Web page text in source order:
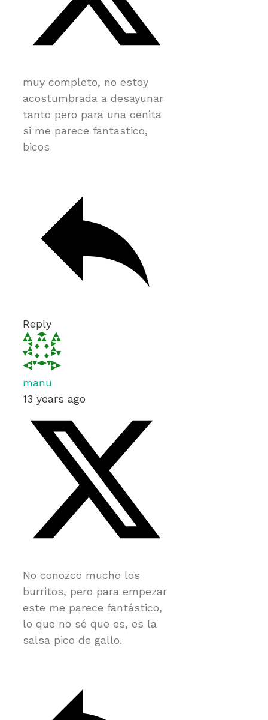
muy completo, no estoy
acostumbrada a desayunar
tanto pero para una cenita
si me parece fantastico,
bicos
Reply
manu
13 years ago
No conozco mucho los
burritos, pero para empezar
este me parece fantástico,
lo que no sé que es, es la
salsa pico de gallo.